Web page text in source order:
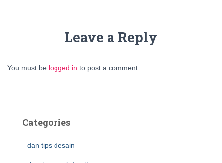
Leave a Reply
You must be logged in to post a comment.
Categories
dan tips desain